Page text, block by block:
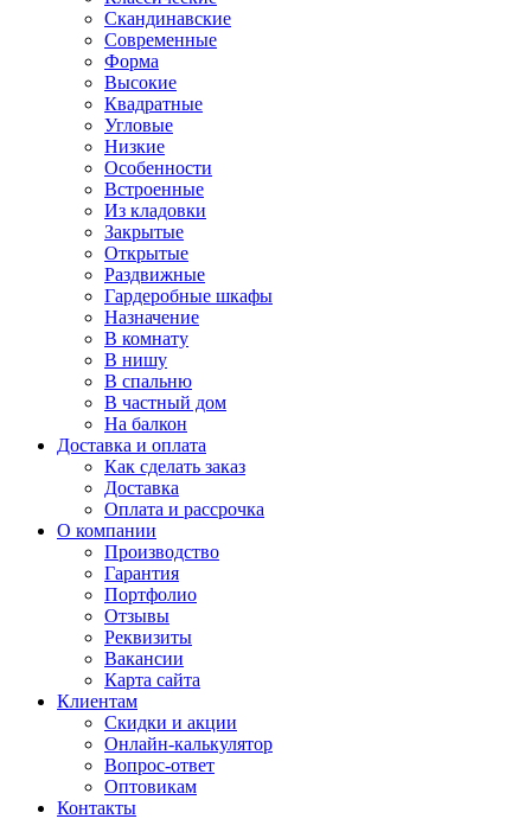
Скандинавские
Современные
Форма
Высокие
Квадратные
Угловые
Низкие
Особенности
Встроенные
Из кладовки
Закрытые
Открытые
Раздвижные
Гардеробные шкафы
Назначение
В комнату
В нишу
В спальню
В частный дом
На балкон
Доставка и оплата
Как сделать заказ
Доставка
Оплата и рассрочка
О компании
Производство
Гарантия
Портфолио
Отзывы
Реквизиты
Вакансии
Карта сайта
Клиентам
Скидки и акции
Онлайн-калькулятор
Вопрос-ответ
Оптовикам
Контакты